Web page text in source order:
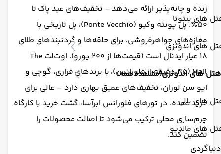
های بنتوتا
های اندونزی
هتل های اندونزی(مشاهده همه)
های بالی
های مالدیو
دنیاگردی
زنده و چانه‌پذیر ارائه می‌دهد – تخفیف‌های عید پاک تا
۵۰٪. پل پونته وکیو (Ponte Vecchio)، پل تاریخی با
مغازه‌های جواهرفروشی، برای حلقه‌ها و گردنبندهای طلای
۱۸ عیار ایدئال است (قیمت‌ها از ۲۰۰ یورو). اوت‌لت The
Mall (۴۵ دقیقه از فلورانس)، با برندهای فراری، گوچی و
ایو سن لوران، تخفیف‌های عمیق بهاری دارد – عالی برای
خرید عمده. در تورهای فلورانس ابرآسا، گشت خرید با کارگاه
چرم‌سازی محلی ترکیب می‌شود تا اصالت محصولات را
تضمین کند.